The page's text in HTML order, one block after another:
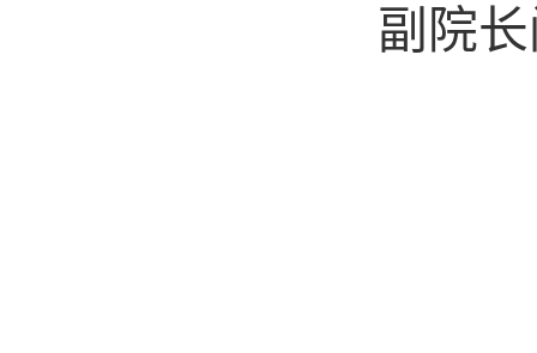
副院